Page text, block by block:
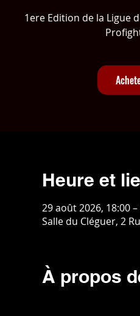
1ere Edition de la Ligue
Heure et
29 août 2026, 18:00 –
Salle du Cléguer, 2
À propos